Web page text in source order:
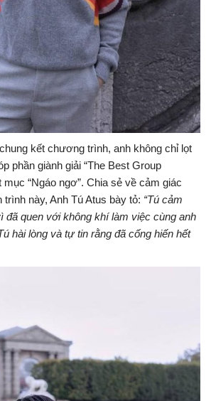
kết chương trình, anh không chỉ lọt
phần giành giải “The Best Group
mục “Ngáo ngơ”. Chia sẻ về cảm giác
này, Anh Tú Atus bày tỏ: “Tú cảm
đã quen với không khí làm việc cùng anh
hài lòng và tự tin rằng đã cống hiến hết